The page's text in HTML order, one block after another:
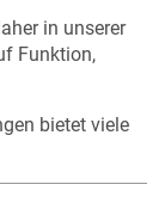
in unserer
Funktion,
bietet viele